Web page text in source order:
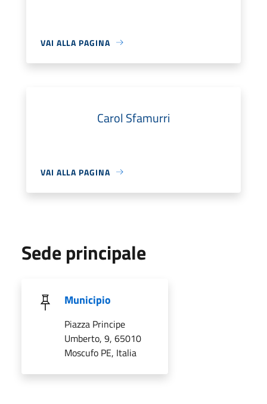
VAI ALLA PAGINA
Carol Sfamurri
VAI ALLA PAGINA
Sede principale
Municipio
Piazza Principe
Umberto, 9, 65010
Moscufo PE, Italia